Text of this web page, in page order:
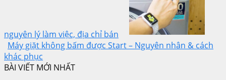
nguyên lý làm việc, địa chỉ bán
Máy giặt không bấm được Start – Nguyên nhân & cách
khác phục
BÀI VIẾT MỚI NHẤT